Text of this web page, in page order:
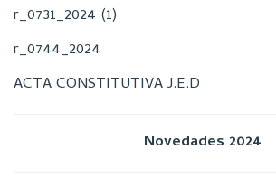
r_0731_2024 (1)
r_0744_2024
ACTA CONSTITUTIVA J.E.D
Novedades 2024